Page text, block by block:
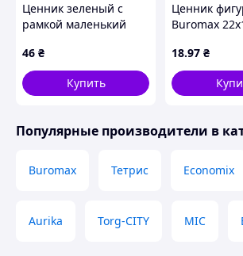
Ценник зеленый с
рамкой маленький
46 ₴
Купить
Ценник
Buromax
намотка
(BM.282201-
18.97 ₴
Популярные производители в
Buromax Тетрис Economix
Aurika Torg-CITY MIC